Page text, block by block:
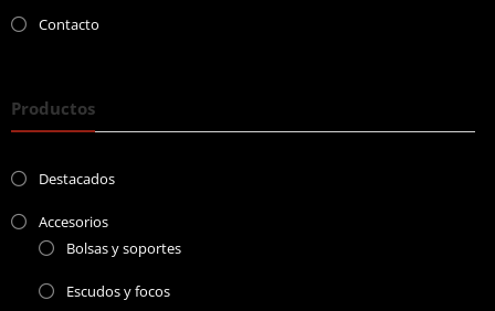
Contacto
Productos
Destacados
Accesorios
Bolsas y soportes
Escudos y focos